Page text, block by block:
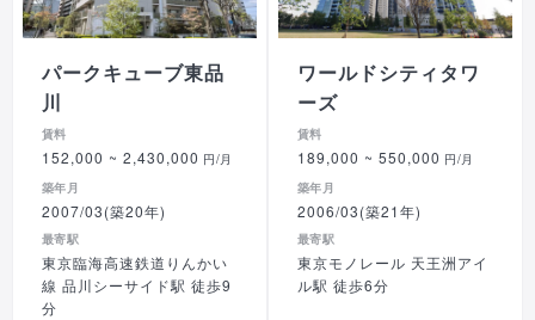
パークキューブ東品
川
賃料
152,000 ~ 2,430,000 円/月
築年月
2007/03(築20年)
最寄駅
東京臨海高速鉄道りんかい
線 品川シーサイド駅 徒歩9
分
ワールドシティタワ
ーズ
賃料
189,000 ~ 550,000 円/月
築年月
2006/03(築21年)
最寄駅
東京モノレール 天王洲アイ
ル駅 徒歩6分